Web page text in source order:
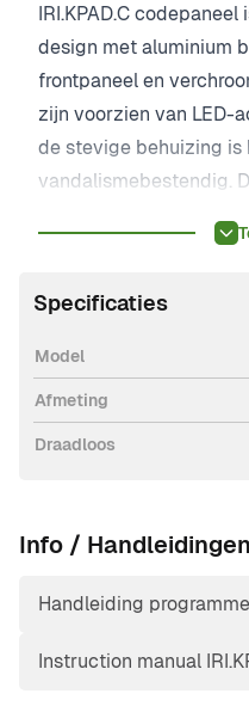
IRI.KPAD.C
design met aluminium
frontpaneel en
zijn voorzien van LED-
de stevige behuizing is
vandalismebestendig.
Specificaties
Model
Afmeting
Draadloos
Info / Handleidingen
Handleiding
Instruction manual